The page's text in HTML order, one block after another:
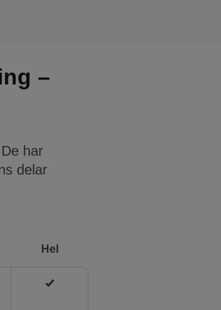
–
har
delar
Hel